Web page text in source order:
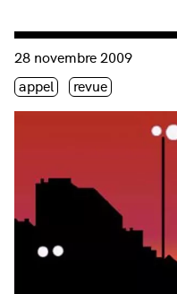
Consulter « Lancement
28 novembre 2009
Étiquette(s)
appel revue